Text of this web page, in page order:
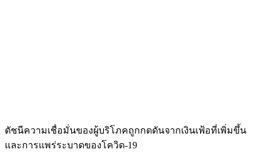
ดัชนีความเชื่อมั่นของผู้บริโภคถูกกดดันจากเงินเฟ้อที่เพิ่มขึ้น
และการแพร่ระบาดของโควิด-19